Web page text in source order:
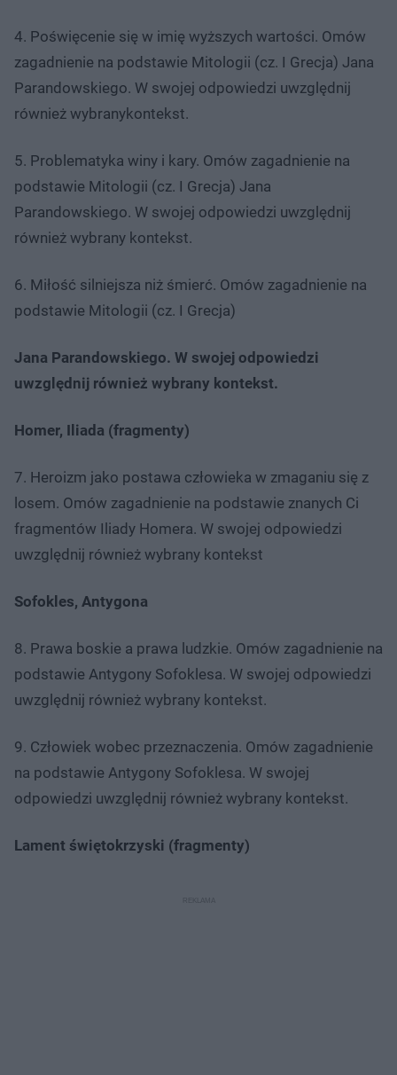
4. Poświęcenie się w imię wyższych wartości. Omów
zagadnienie na podstawie Mitologii (cz. I Grecja) Jana
Parandowskiego. W swojej odpowiedzi uwzględnij
również wybranykontekst.
5. Problematyka winy i kary. Omów zagadnienie na
podstawie Mitologii (cz. I Grecja) Jana
Parandowskiego. W swojej odpowiedzi uwzględnij
również wybrany kontekst.
6. Miłość silniejsza niż śmierć. Omów zagadnienie na
podstawie Mitologii (cz. I Grecja)
Jana Parandowskiego. W swojej odpowiedzi
uwzględnij również wybrany kontekst.
Homer, Iliada (fragmenty)
7. Heroizm jako postawa człowieka w zmaganiu się z
losem. Omów zagadnienie na podstawie znanych Ci
fragmentów Iliady Homera. W swojej odpowiedzi
uwzględnij również wybrany kontekst
Sofokles, Antygona
8. Prawa boskie a prawa ludzkie. Omów zagadnienie na
podstawie Antygony Sofoklesa. W swojej odpowiedzi
uwzględnij również wybrany kontekst.
9. Człowiek wobec przeznaczenia. Omów zagadnienie
na podstawie Antygony Sofoklesa. W swojej
odpowiedzi uwzględnij również wybrany kontekst.
Lament świętokrzyski (fragmenty)